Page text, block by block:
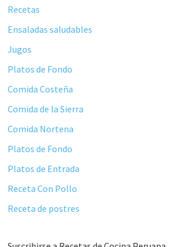
Recetas
Ensaladas saludables
Jugos
Platos de Fondo
Comida Costeña
Comida de la Sierra
Comida Nortena
Platos de Fondo
Platos de Entrada
Receta Con Pollo
Receta de postres